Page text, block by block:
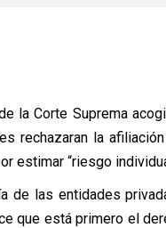
la Corte Suprema
rechazaran la
estimar “riesgo
de las entidades
que está primero el